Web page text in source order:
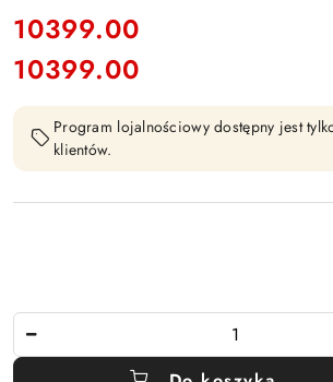
cena:
10399.00
Cena:
10399.00
Program lojalnościowy dostępny jest
klientów.